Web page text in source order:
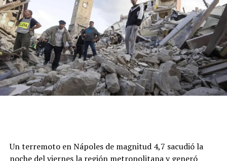
Un terremoto en Nápoles de magnitud 4,7 sacudió la
noche del viernes la región metropolitana y generó